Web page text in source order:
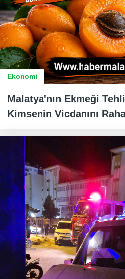
Ekonomi
Malatya'nın Ekmeği
Kimsenin Vicdanını